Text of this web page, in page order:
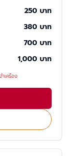
250 บาท
380 บาท
700 บาท
1,000 บาท
เครื่อง